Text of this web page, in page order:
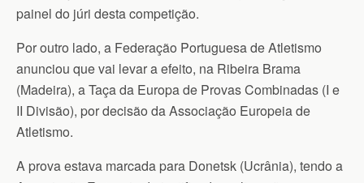
painel do júri desta competição.
Por outro lado, a Federação Portuguesa de Atletismo
anunciou que vai levar a efeito, na Ribeira Brama
(Madeira), a Taça da Europa de Provas Combinadas (I e
II Divisão), por decisão da Associação Europeia de
Atletismo.
A prova estava marcada para Donetsk (Ucrânia), tendo a